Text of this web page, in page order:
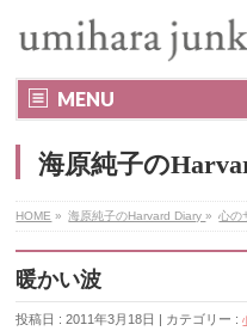
MENU
海原純子の
HOME » 海原純子のHarvard Diary» 心の
暖かい波
投稿日 : 2011年3月18日 | カテゴリー :